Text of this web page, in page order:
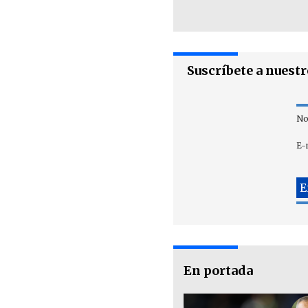
Suscríbete a
E-
En portada